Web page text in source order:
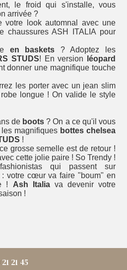
le froid qui s'installe, vous
arrivée ?
votre look automnal avec une
chaussures ASH ITALIA pour
en baskets ? Adoptez les
STUDS! En version
léopard
donner une magnifique touche
les porter avec un jean slim
longue ! On valide le style
de boots ? On a ce qu'il vous
magnifiques bottes chelsea
!
grosse semelle est de retour !
cette jolie paire ! So Trendy !
qui passent sur
: votre cœur va faire "boum" en
! Ash Italiava devenir votre
!
21 45